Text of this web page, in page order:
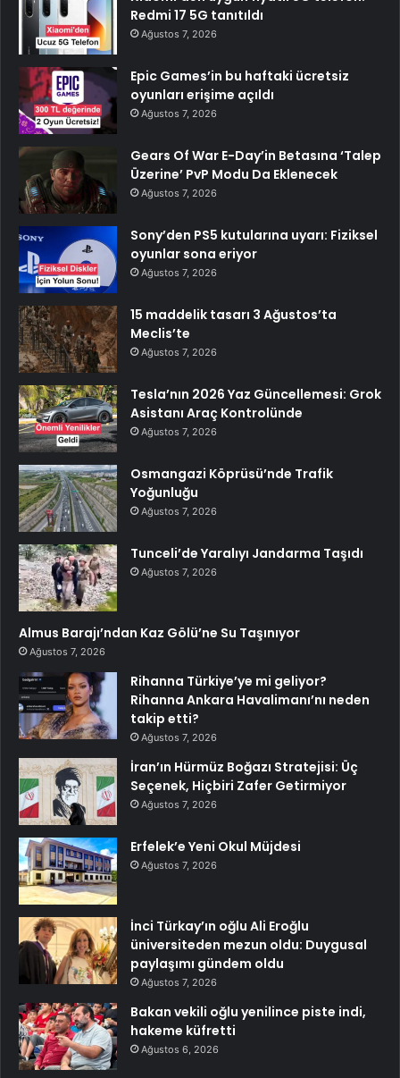
Redmi 17 5G tanıtıldı
Ağustos 7, 2026
Epic Games’in bu haftaki ücretsiz
oyunları erişime açıldı
Ağustos 7, 2026
Gears Of War E-Day’in Betasına ‘Talep
Üzerine’ PvP Modu Da Eklenecek
Ağustos 7, 2026
Sony’den PS5 kutularına uyarı: Fiziksel
oyunlar sona eriyor
Ağustos 7, 2026
15 maddelik tasarı 3 Ağustos’ta
Meclis’te
Ağustos 7, 2026
Tesla’nın 2026 Yaz Güncellemesi: Grok
Asistanı Araç Kontrolünde
Ağustos 7, 2026
Osmangazi Köprüsü’nde Trafik
Yoğunluğu
Ağustos 7, 2026
Tunceli’de Yaralıyı Jandarma Taşıdı
Ağustos 7, 2026
Almus Barajı’ndan Kaz Gölü’ne Su Taşınıyor
Ağustos 7, 2026
Rihanna Türkiye’ye mi geliyor?
Rihanna Ankara Havalimanı’nı neden
takip etti?
Ağustos 7, 2026
İran’ın Hürmüz Boğazı Stratejisi: Üç
Seçenek, Hiçbiri Zafer Getirmiyor
Ağustos 7, 2026
Erfelek’e Yeni Okul Müjdesi
Ağustos 7, 2026
İnci Türkay’ın oğlu Ali Eroğlu
üniversiteden mezun oldu: Duygusal
paylaşımı gündem oldu
Ağustos 7, 2026
Bakan vekili oğlu yenilince piste indi,
hakeme küfretti
Ağustos 6, 2026